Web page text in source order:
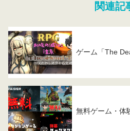
関連記
ゲーム「The
無料ゲーム・体